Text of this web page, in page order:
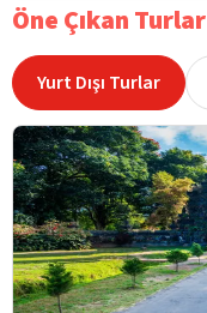
Öne Çıkan Turlar
Yurt Dışı Turlar